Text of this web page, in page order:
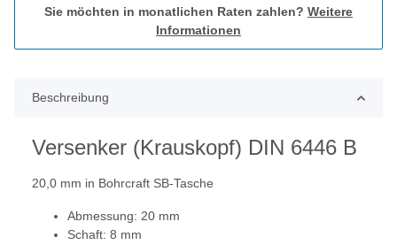
Sie möchten in monatlichen Raten zahlen? Weitere
Informationen
Beschreibung
Versenker (Krauskopf) DIN 6446 B
20,0 mm in Bohrcraft SB-Tasche
Abmessung: 20 mm
Schaft: 8 mm